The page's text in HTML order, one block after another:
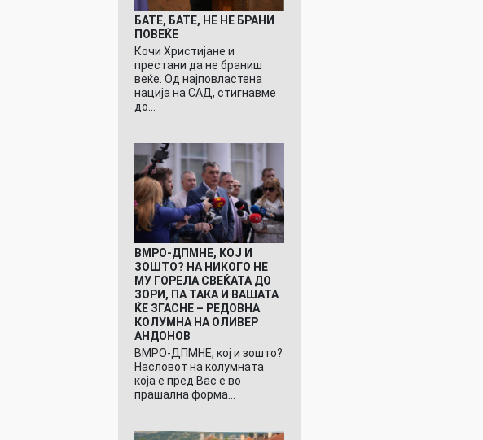
БАТЕ, БАТЕ, НЕ НЕ БРАНИ
ПОВЕЌЕ
Кочи Христијане и
престани да не браниш
веќе. Од најповластена
нација на САД, стигнавме
до…
ВМРО-ДПМНЕ, КОЈ И
ЗОШТО? НА НИКОГО НЕ
МУ ГОРЕЛА СВЕЌАТА ДО
ЗОРИ, ПА ТАКА И ВАШАТА
ЌЕ ЗГАСНЕ – РЕДОВНА
КОЛУМНА НА ОЛИВЕР
АНДОНОВ
ВМРО-ДПМНЕ, кој и зошто?
Насловот на колумната
која е пред Вас е во
прашална форма…